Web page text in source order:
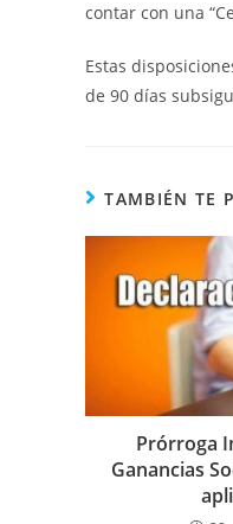
contar con una
Estas
de 90 días
TAMBIÉN TE
Prórroga
Ganancias